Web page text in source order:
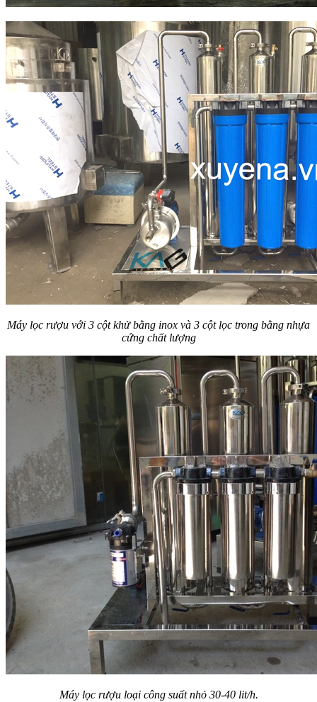
Máy lọc rượu với 3 cột khử bằng inox và 3 cột lọc trong bằng nhựa
cứng chất lượng
Máy lọc rượu loại công suất nhỏ 30-40 lit/h.